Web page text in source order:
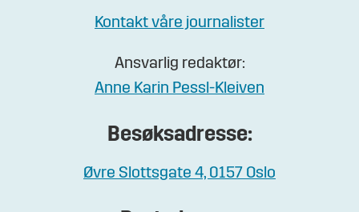
Kontakt våre journalister
Ansvarlig redaktør:
Anne Karin Pessl-Kleiven
Besøksadresse:
Øvre Slottsgate 4, 0157 Oslo